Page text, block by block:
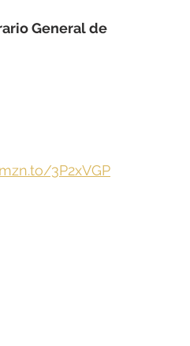
General de
3P2xVGP